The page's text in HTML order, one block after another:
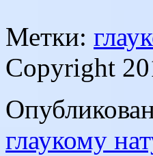
Метки:
Copyright
глаукому